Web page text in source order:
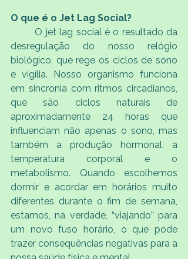
O que é o Jet Lag Social?
desregulação do nosso relógio
biológico, que rege os ciclos de sono
e vigília. Nosso organismo funciona
em sincronia com ritmos circadianos,
que são ciclos naturais de
aproximadamente 24 horas que
influenciam não apenas o sono, mas
também a produção hormonal, a
temperatura corporal e o
metabolismo. Quando escolhemos
dormir e acordar em horários muito
diferentes durante o fim de semana,
estamos, na verdade, “viajando” para
um novo fuso horário, o que pode
trazer consequências negativas para a